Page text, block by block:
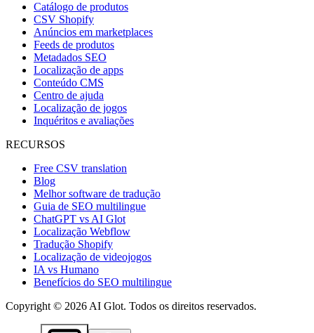
Catálogo de produtos
CSV Shopify
Anúncios em marketplaces
Feeds de produtos
Metadados SEO
Localização de apps
Conteúdo CMS
Centro de ajuda
Localização de jogos
Inquéritos e avaliações
RECURSOS
Free CSV translation
Blog
Melhor software de tradução
Guia de SEO multilingue
ChatGPT vs AI Glot
Localização Webflow
Tradução Shopify
Localização de videojogos
IA vs Humano
Benefícios do SEO multilingue
Copyright © 2026 AI Glot. Todos os direitos reservados.